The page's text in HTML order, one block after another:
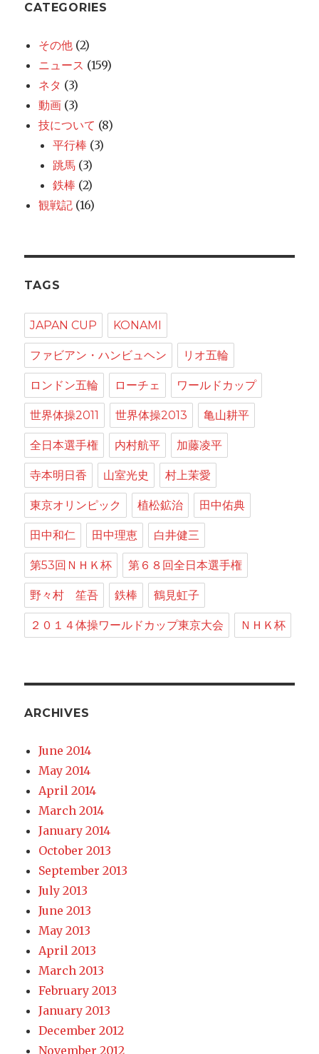
CATEGORIES
その他 (2)
ニュース (159)
ネタ (3)
動画 (3)
技について (8)
平行棒 (3)
跳馬 (3)
鉄棒 (2)
観戦記 (16)
TAGS
JAPAN CUP KONAMI
ファビアン・ハンビュヘン リオ五輪
ロンドン五輪 ローチェ ワールドカップ
世界体操2011 世界体操2013 亀山耕平
全日本選手権 内村航平 加藤凌平
寺本明日香 山室光史 村上茉愛
東京オリンピック 植松鉱治 田中佑典
田中和仁 田中理恵 白井健三
第53回ＮＨＫ杯 第６８回全日本選手権
野々村 笙吾 鉄棒 鶴見虹子
２０１４体操ワールドカップ東京大会 ＮＨＫ杯
ARCHIVES
June 2014
May 2014
April 2014
March 2014
January 2014
October 2013
September 2013
July 2013
June 2013
May 2013
April 2013
March 2013
February 2013
January 2013
December 2012
November 2012